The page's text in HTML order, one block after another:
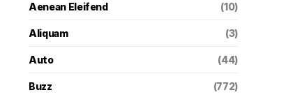
Aenean Eleifend (10)
Aliquam (3)
Auto (44)
Buzz (772)